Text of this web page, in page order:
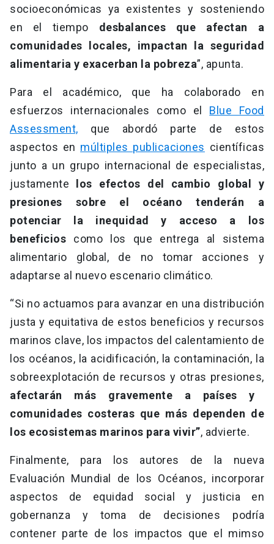
socioeconómicas ya existentes y sosteniendo
en el tiempo desbalances que afectan a
comunidades locales, impactan la seguridad
alimentaria y exacerban la pobreza”, apunta.
Para el académico, que ha colaborado en
esfuerzos internacionales como el Blue Food
Assessment, que abordó parte de estos
aspectos en múltiples publicaciones científicas
junto a un grupo internacional de especialistas,
justamente
los efectos del cambio global y
presiones sobre el océano tenderán a
potenciar la inequidad y acceso a los
beneficios como los que entrega al sistema
alimentario global, de no tomar acciones y
adaptarse al nuevo escenario climático.
“Si no actuamos para avanzar en una distribución
justa y equitativa de estos beneficios y recursos
marinos clave, los impactos del calentamiento de
los océanos, la acidificación, la contaminación, la
sobreexplotación de recursos y otras presiones,
afectarán más gravemente a países y
comunidades costeras que más dependen de
los ecosistemas marinos para vivir”, advierte.
Finalmente, para los autores de la nueva
Evaluación Mundial de los Océanos, incorporar
aspectos de equidad social y justicia en
gobernanza y toma de decisiones podría
contener parte de los impactos que el mimso